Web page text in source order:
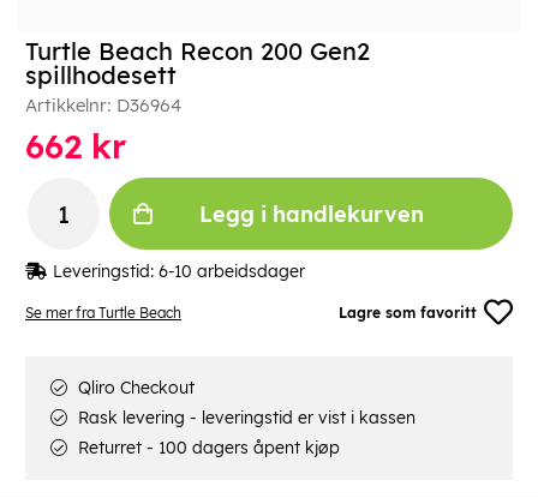
Se mer fra Turtle Beach Lagre som favoritt
Turtle Beach Recon 200 Gen2
spillhodesett
Artikkelnr: D36964
662 kr
Legg i handlekurven
Leveringstid: 6-10 arbeidsdager
Qliro Checkout
Rask levering - leveringstid er vist i kassen
Returret - 100 dagers åpent kjøp